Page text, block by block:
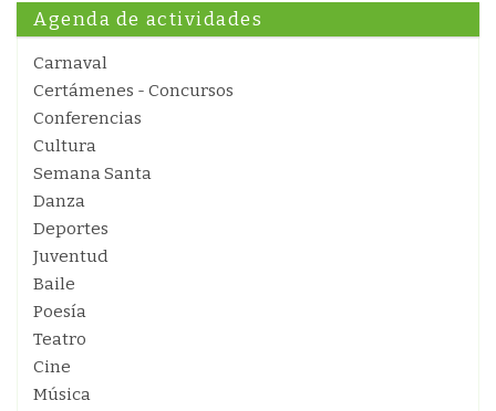
Agenda de actividades
Carnaval
Certámenes - Concursos
Conferencias
Cultura
Semana Santa
Danza
Deportes
Juventud
Baile
Poesía
Teatro
Cine
Música